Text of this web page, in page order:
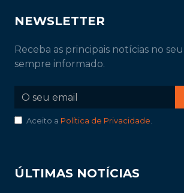
NEWSLETTER
Receba as principais notícias no
sempre informado.
Aceito a Política de Privacidade.
ÚLTIMAS NOTÍCIAS